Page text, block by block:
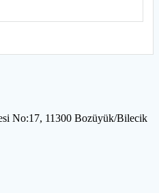
No:17, 11300 Bozüyük/Bilecik